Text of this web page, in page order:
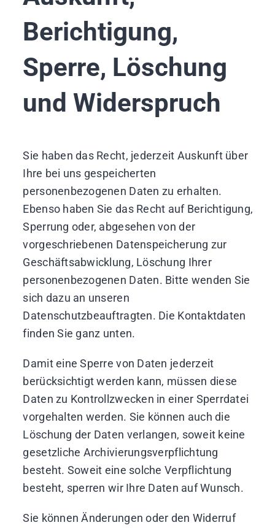
Berichtigung,
Sperre, Löschung
und Widerspruch
Sie haben das Recht, jederzeit Auskunft über
Ihre bei uns gespeicherten
personenbezogenen Daten zu erhalten.
Ebenso haben Sie das Recht auf Berichtigung,
Sperrung oder, abgesehen von der
vorgeschriebenen Datenspeicherung zur
Geschäftsabwicklung, Löschung Ihrer
personenbezogenen Daten. Bitte wenden Sie
sich dazu an unseren
Datenschutzbeauftragten. Die Kontaktdaten
finden Sie ganz unten.
Damit eine Sperre von Daten jederzeit
berücksichtigt werden kann, müssen diese
Daten zu Kontrollzwecken in einer Sperrdatei
vorgehalten werden. Sie können auch die
Löschung der Daten verlangen, soweit keine
gesetzliche Archivierungsverpflichtung
besteht. Soweit eine solche Verpflichtung
besteht, sperren wir Ihre Daten auf Wunsch.
Sie können Änderungen oder den Widerruf